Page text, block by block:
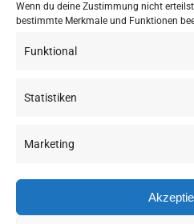
Wenn du deine Zustimmung nicht
bestimmte Merkmale und Funktionen
Funktional
Statistiken
Marketing
©2026 RSA FG |